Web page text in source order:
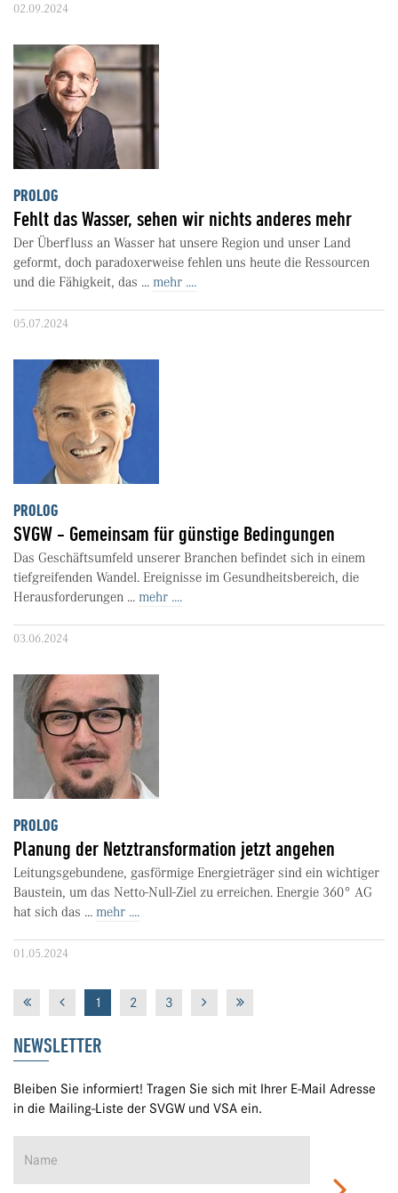
02.09.2024
PROLOG
Fehlt das Wasser, sehen wir nichts anderes mehr
Der Überfluss an Wasser hat unsere Region und unser Land
geformt, doch paradoxerweise fehlen uns heute die Ressourcen
und die Fähigkeit, das ... mehr ....
05.07.2024
PROLOG
SVGW - Gemeinsam für günstige Bedingungen
Das Geschäftsumfeld unserer Branchen befindet sich in einem
tiefgreifenden Wandel. Ereignisse im Gesundheitsbereich, die
Herausforderungen ... mehr ....
03.06.2024
PROLOG
Planung der Netztransformation jetzt angehen
Leitungsgebundene, gasförmige Energieträger sind ein wichtiger
Baustein, um das Netto-Null-Ziel zu erreichen. Energie 360° AG
hat sich das ... mehr ....
01.05.2024
1 2 3
NEWSLETTER
Bleiben Sie informiert! Tragen Sie sich mit Ihrer E-Mail Adresse
in die Mailing-Liste der SVGW und VSA ein.